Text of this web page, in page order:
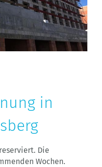
in
Die
Wochen.